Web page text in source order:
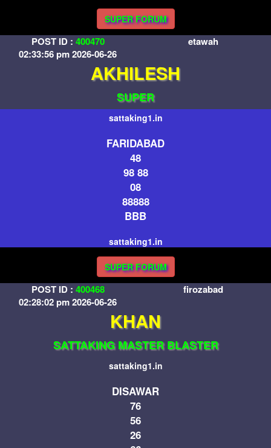
SUPER FORUM
POST ID : 400470
02:33:56 pm 2026-06-26
etawah
AKHILESH
SUPER
sattaking1.in
FARIDABAD
48
98 88
08
88888
BBB
sattaking1.in
SUPER FORUM
POST ID : 400468
02:28:02 pm 2026-06-26
firozabad
KHAN
SATTAKING MASTER BLASTER
sattaking1.in
DISAWAR
76
56
26